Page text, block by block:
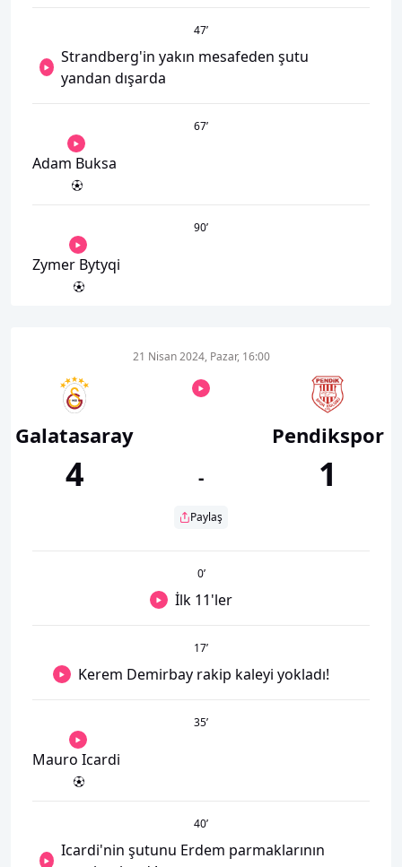
47’
Strandberg'in yakın mesafeden şutu
yandan dışarda
67’
Adam Buksa
90’
Zymer Bytyqi
Galatasaray
4
21 Nisan 2024, Pazar, 16:00
-
Paylaş
Pendikspor
1
0’
İlk 11'ler
17’
Kerem Demirbay rakip kaleyi yokladı!
35’
Mauro Icardi
40’
Icardi'nin şutunu Erdem parmaklarının